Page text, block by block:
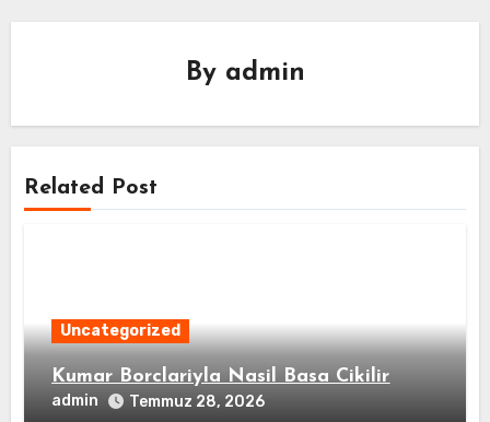
By admin
Related Post
Uncategorized
Kumar Borclariyla Nasil Basa Cikilir
admin Temmuz 28, 2026